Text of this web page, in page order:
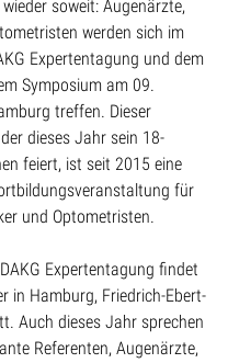
soweit: Augenärzte,
werden sich im
Expertentagung und dem
Symposium am 09.
treffen. Dieser
dieses Jahr sein 18-
feiert, ist seit 2015 eine
für
und Optometristen.
Expertentagung findet
in Hamburg, Friedrich-Ebert-
Auch dieses Jahr sprechen
Referenten, Augenärzte,